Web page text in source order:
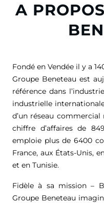
A
Fondé en Vendée il y a
Groupe Beneteau est
référence dans
industrielle
d’un réseau
chiffre d’affaires de
emploie plus de 6400
France, aux États-Unis,
et en Tunisie.
Fidèle à sa mission –
Groupe Beneteau